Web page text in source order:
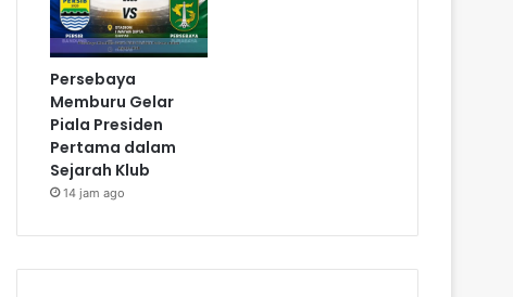
Persebaya
Memburu Gelar
Piala Presiden
Pertama dalam
Sejarah Klub
14 jam ago